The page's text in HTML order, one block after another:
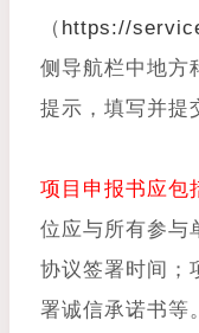
（ https://
侧导航栏中地方
提示，填写并提
项目申报书应包
位应与所有参与
协议签署时间；
署诚信承诺书等